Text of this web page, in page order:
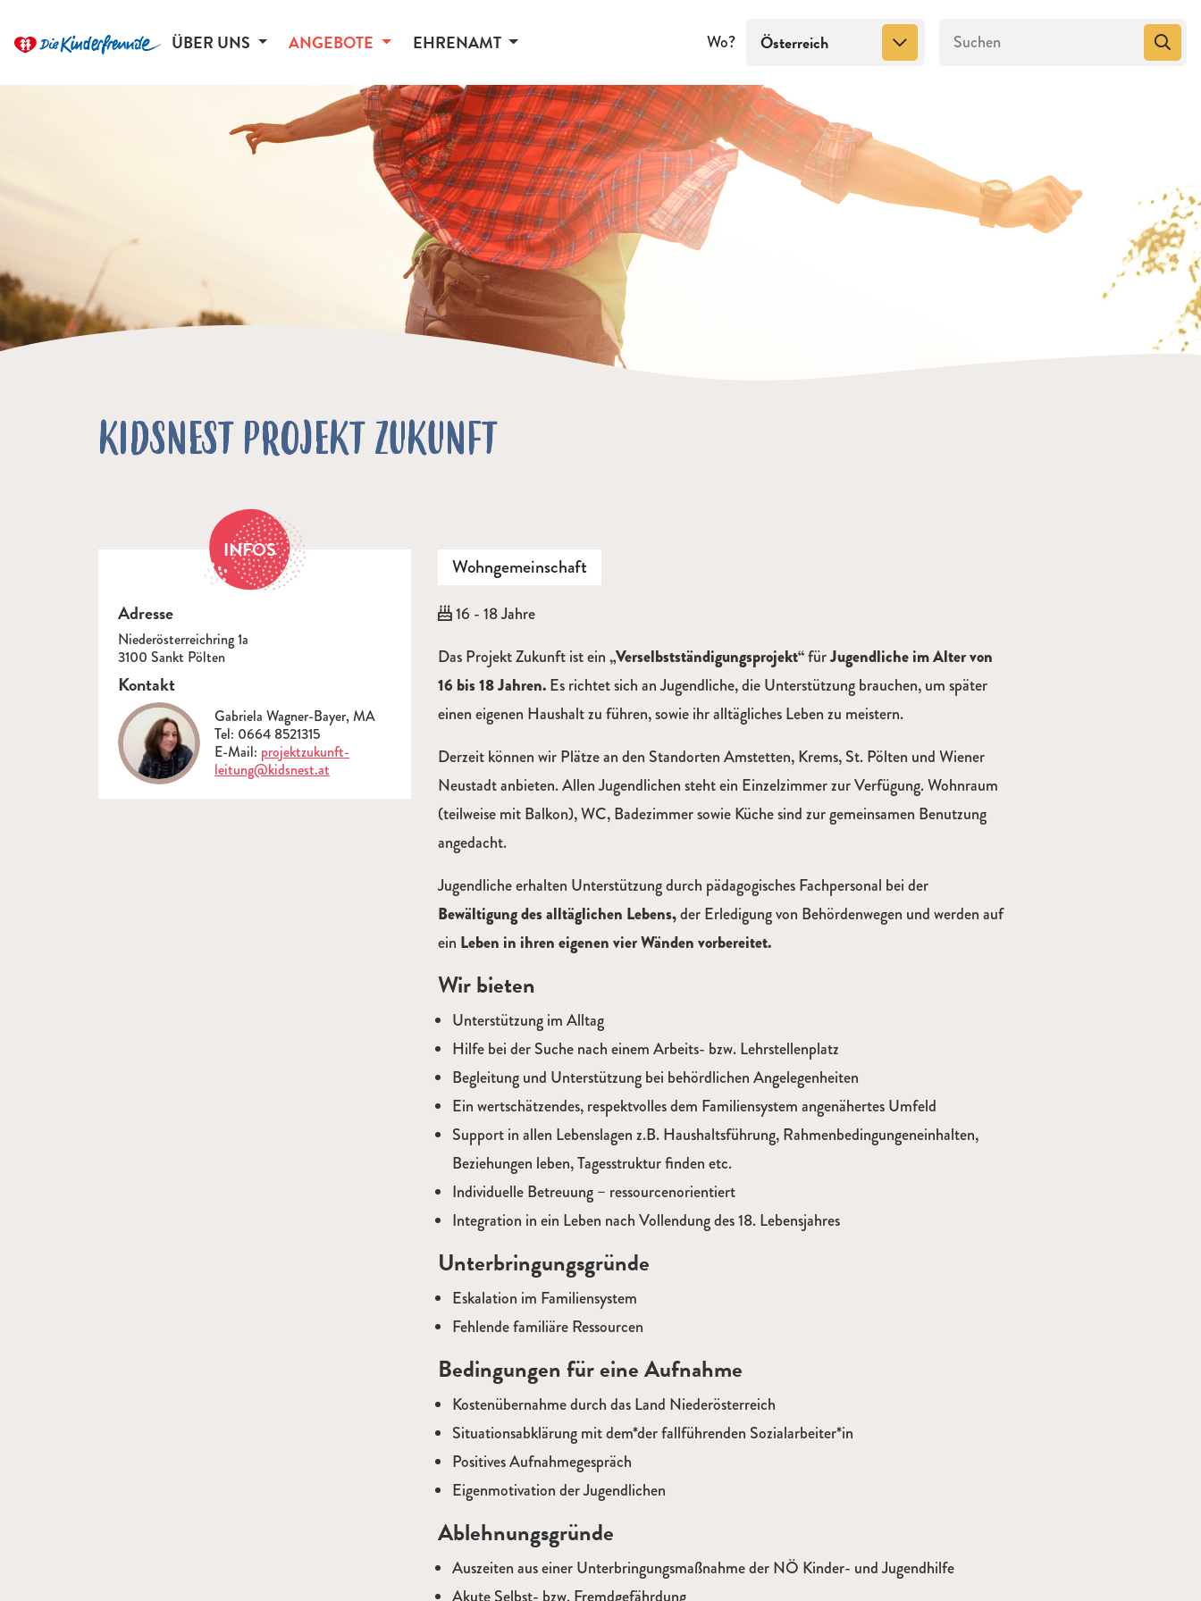
ÜBER UNS ANGEBOTE EHRENAMT Wo? Österreich
KIDSNEST PROJEKT ZUKUNFT
INFOS
Adresse
Niederösterreichring 1a
3100 Sankt Pölten
Kontakt
Gabriela Wagner-Bayer, MA
Tel: 0664 8521315
E-Mail: projektzukunft-
leitung@kidsnest.at
Wohngemeinschaft
Alter:
16 - 18 Jahre
Beschreibung
Das Projekt Zukunft ist ein„Verselbstständigungsprojekt“fürJugendliche im Alter von
16 bis 18 Jahren.Es richtet sich an Jugendliche, die Unterstützung brauchen, um später
einen eigenen Haushalt zu führen, sowie ihr alltägliches Leben zu meistern.
Derzeit können wir Plätze an den Standorten Amstetten, Krems, St. Pölten und Wiener
Neustadt anbieten. Allen Jugendlichen steht ein Einzelzimmer zur Verfügung. Wohnraum
(teilweise mit Balkon), WC, Badezimmer sowie Küche sind zur gemeinsamen Benutzung
angedacht.
Jugendliche erhalten Unterstützung durch pädagogisches Fachpersonal bei der
Bewältigung des alltäglichen Lebens,der Erledigung von Behördenwegen und werden auf
ein Leben in ihren eigenen vier Wänden vorbereitet.
Wir bieten
Unterstützung im Alltag
Hilfe bei der Suche nach einem Arbeits- bzw. Lehrstellenplatz
Begleitung und Unterstützung bei behördlichen Angelegenheiten
Ein wertschätzendes, respektvolles dem Familiensystem angenähertes Umfeld
Support in allen Lebenslagen z.B. Haushaltsführung, Rahmenbedingungeneinhalten,
Beziehungen leben, Tagesstruktur finden etc.
Individuelle Betreuung – ressourcenorientiert
Integration in ein Leben nach Vollendung des 18. Lebensjahres
Unterbringungsgründe
Eskalation im Familiensystem
Fehlende familiäre Ressourcen
Bedingungen für eine Aufnahme
Kostenübernahme durch das Land Niederösterreich
Situationsabklärung mit dem*der fallführenden Sozialarbeiter*in
Positives Aufnahmegespräch
Eigenmotivation der Jugendlichen
Ablehnungsgründe
Auszeiten aus einer Unterbringungsmaßnahme der NÖ Kinder- und Jugendhilfe